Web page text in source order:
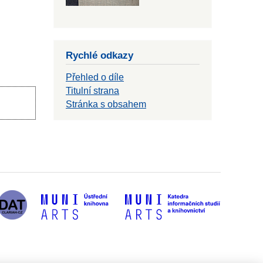
Rychlé odkazy
Přehled o díle
Titulní strana
Stránka s obsahem